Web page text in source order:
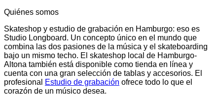
Quiénes somos
Skateshop y estudio de grabación en Hamburgo: eso es
Studio Longboard. Un concepto único en el mundo que
combina las dos pasiones de la música y el skateboarding
bajo un mismo techo. El skateshop local de Hamburgo-
Altona también está disponible como tienda en línea y
cuenta con una gran selección de tablas y accesorios. El
profesional
Estudio de grabación ofrece todo lo que el
corazón de un músico desea.